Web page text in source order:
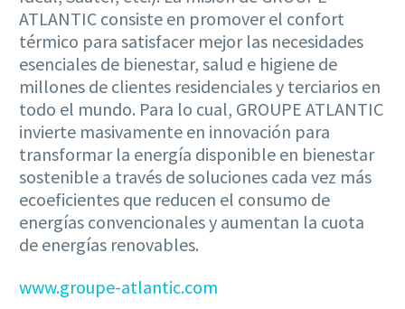
ATLANTIC consiste en promover el confort
térmico para satisfacer mejor las necesidades
esenciales de bienestar, salud e higiene de
millones de clientes residenciales y terciarios en
todo el mundo. Para lo cual, GROUPE ATLANTIC
invierte masivamente en innovación para
transformar la energía disponible en bienestar
sostenible a través de soluciones cada vez más
ecoeficientes que reducen el consumo de
energías convencionales y aumentan la cuota
de energías renovables.
www.groupe-atlantic.com